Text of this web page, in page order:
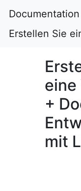
Documentation
Erstellen Sie
eine
+
mit